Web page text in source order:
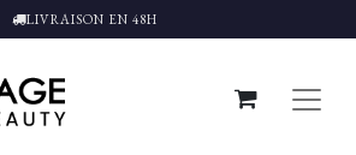
LIVRAISON EN 48H